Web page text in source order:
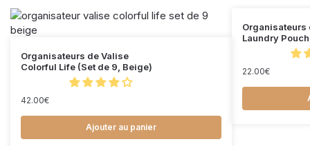
Organisateurs de Valise
Colorful Life (Set de 9, Beige)
42.00€
Ajouter au panier
Organisateurs
Laundry
22.00€